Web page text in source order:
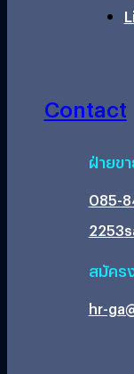
Contact
ฝ่ายข
085-
2253
สมัคร
hr-